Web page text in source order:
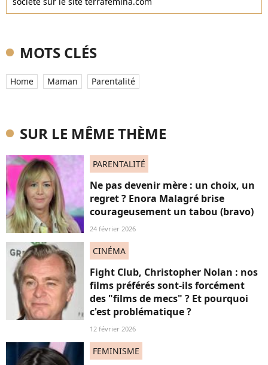
MOTS CLÉS
Home Maman Parentalité
SUR LE MÊME THÈME
PARENTALITÉ
Ne pas devenir mère : un choix, un
regret ? Enora Malagré brise
courageusement un tabou (bravo)
24 février 2026
CINÉMA
Fight Club, Christopher Nolan : nos
films préférés sont-ils forcément
des "films de mecs" ? Et pourquoi
c'est problématique ?
12 février 2026
FEMINISME